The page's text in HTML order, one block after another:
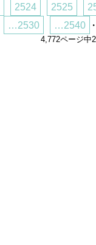
2524 2525
…2530
…2540
4,772ページ中